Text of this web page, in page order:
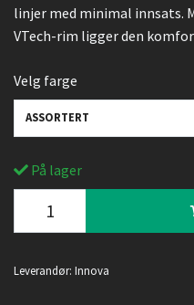
linjer med minimal innsats.
VTech-rim ligger den
Velg farge
ASSORTERT
På lager
Leverandør: Innova